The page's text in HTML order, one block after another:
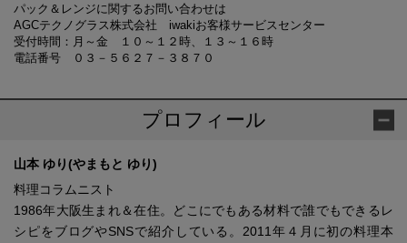
パック＆レンジに関するお問い合わせは
AGCテクノグラス株式会社 iwakiお客様サービスセンター
受付時間：月～金 １０～１２時、１３～１６時
電話番号 ０３－５６２７－３８７０
プロフィール
山本 ゆり(やまもと ゆり)
料理コラムニスト
1986年大阪生まれ＆在住。どこにでもある材料で誰でもできるレ
シピをブログやSNSで紹介している。2011年４月に初の料理本